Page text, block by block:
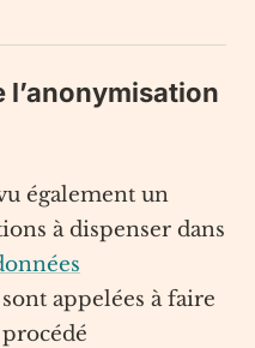
l’anonymisation
également un
à dispenser dans
appelées à faire